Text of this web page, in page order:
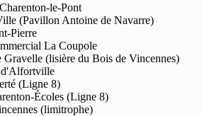
le-Pont
(Pavillon Antoine de Navarre)
Pierre
La Coupole
Gravelle (lisière du Bois de Vincennes)
d'Alfortville
(Ligne 8)
Écoles (Ligne 8)
(limitrophe)